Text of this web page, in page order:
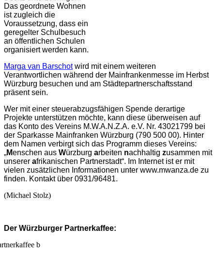
Das geordnete Wohnen
ist zugleich die
Voraussetzung, dass ein
geregelter Schulbesuch
an öffentlichen Schulen
organisiert werden kann.
Marga van Barschotwird mit einem weiteren
Verantwortlichen während der Mainfrankenmesse im Herbst
Würzburg besuchen und am Städtepartnerschaftsstand
präsent sein.
Wer mit einer steuerabzugsfähigen Spende derartige
Projekte unterstützen möchte, kann diese überweisen auf
das Konto des Vereins M.W.A.N.Z.A. e.V. Nr. 43021799 bei
der Sparkasse Mainfranken Würzburg (790 500 00). Hinter
dem Namen verbirgt sich das Programm dieses Vereins:
„Menschen aus Würzburg arbeiten nachhaltig zusammen mit
unserer afrikanischen Partnerstadt“. Im Internet ist er mit
vielen zusätzlichen Informationen unter www.mwanza.de zu
finden. Kontakt über 0931/96481.
(Michael Stolz)
Der Würzburger Partnerkaffee: